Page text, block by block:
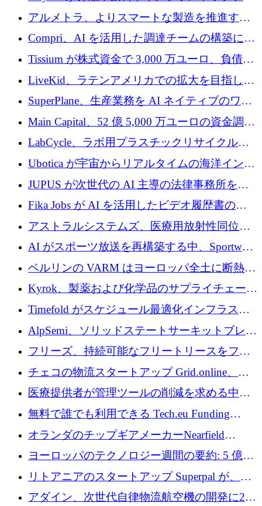
プラットフォームを拡張するために 242 万ユ
ーロを調達
アルメトラ、よりスマートな製造を推進する
ためにシリーズ A で 1,630 万ユーロを確保
Compri、AI を活用した調達チームの構築に
320 万ユーロを確保
Tissium が株式資金で 3,000 万ユーロ、負債で
3,000 万ユーロを調達
LiveKid、ラテンアメリカでの拡大を目指して
Aldea を買収
SuperPlane、生産業務を AI ネイティブのワー
クフロー層に変えるために 260 万ドルを確保
Main Capital、52 億 5,000 万ユーロの資金調達
でエンタープライズ ソフトウェアの開発を倍
LabCycle、ラボ用プラスチックリサイクルシ
ステムを商業化し、焼却廃棄物を削減するた
めに43万ポンドを確保
Ubotica が宇宙からリアルタイムの海洋インテ
リジェンスを拡張するために 1,100 万ドルを
JUPUS が次世代の AI 主導の法律事務所を強
化するために 1,300 万ユーロを調達
Fika Jobs が AI を活用したビデオ履歴書のた
めに 400 万ドルを調達
アストラルシステムズ、医療用放射性同位元
素の世界的な不足に対処するために2,300万ポ
ンドを調達
AI がスポーツ放送を再構築する中、Sportway
が 2,000 万ユーロを調達
ベルリンの VARM はヨーロッパ全土に断熱材
を拡張するために 1,750 万ユーロを投資
Kyrok、製薬および化学品のサプライチェーン
に AI を導入するために 310 万ユーロを確保
Timefold がスケジュール最適化インフラスト
ラクチャを拡張するためにシリーズ A で
1,300 万ドルを調達
AlpSemi、ソリッドステートサーキットブレー
カー技術の進歩のために1,700万ユーロを調達
フリーズ、持続可能なフリートリースをフラ
ンス全土に拡大するために1,300万ユーロを確
保
チェコの物流スタートアップ Grid.online、配
送量が 1 年で 10 倍に増加し、400 万ユーロの
医療提供者が管理ツールの削減を求める中、
a16z が Prosper AI を 3,000 万ドルで支援
無料で誰でも利用できる Tech.eu Funding
Explorer のご紹介
オランダのチップギアメーカーNearfield
Instrumentsが3億8,000万ドルを調達
ヨーロッパのテクノロジー週間の要約: 5 億
8,500 万ユーロを超える 60 以上のテクノロジ
ー資金調達取引
リトアニアのスタートアップ Superpal が、
Slack 内に構築された AI コワーカー プラット
アダイン、次世代自律物流航空機の開発に250